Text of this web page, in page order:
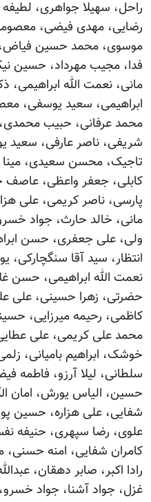
راحل، سهیلا جواهری، لطیفه
رضایی، مهدی فیضی،
موسوی، محمد حسین فیاض،
فدا، مجیب مهرداد، حسین
مانی، نعمت الله ابراهیمی،
ابراهیمی، سعید یوسفی،
محمد عرفانی، حبیب
شریفی، ناصر عارفی، سعید
تاجیک، محسن سعیدی، مینا
کابلی، جعفر واعظی، عاصف
پارسی، ناصر کریمی، علی
مانی، خالد حارث، جواد
ولی، علی جعفری، حسن
انتظار، سید آقا
نعمت الله ابراهیمی، حسن
حضرتی، زهرا حسینی، علی
کاظمی، رحیمه میرزایی،
محمد علی کریمی، علی
خوشک، ابراهیم بامیانی،
سلطانی، لیلا آرزو، فاطمه
حسین، الیاس یورش، امان
شفایی، علی هزاره، حسین
علوی، رضا سپهری، حنیفه
کامران شفایی، امنه حسنی،
رادا اکبر، صابر دهقان،
غزل، جواد آشنا، جواد